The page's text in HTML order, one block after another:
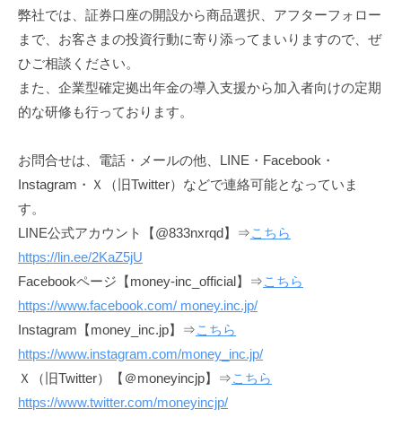
弊社では、証券口座の開設から商品選択、アフターフォロー
まで、お客さまの投資行動に寄り添ってまいりますので、ぜ
ひご相談ください。
また、企業型確定拠出年金の導入支援から加入者向けの定期
的な研修も行っております。
お問合せは、電話・メールの他、LINE・Facebook・
Instagram・Ｘ（旧Twitter）などで連絡可能となっていま
す。
LINE公式アカウント【@833nxrqd】⇒こちら
https://lin.ee/2KaZ5jU
Facebookページ【money-inc_official】⇒こちら
https://www.facebook.com/ money.inc.jp/
Instagram【money_inc.jp】⇒こちら
https://www.instagram.com/money_inc.jp/
Ｘ（旧Twitter）【＠moneyincjp】⇒こちら
https://www.twitter.com/moneyincjp/